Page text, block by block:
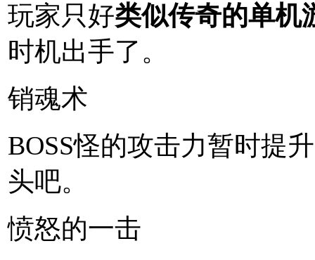
玩家只好类似传奇的单机
时机出手了。
销魂术
BOSS怪的攻击力暂时提
头吧。
愤怒的一击